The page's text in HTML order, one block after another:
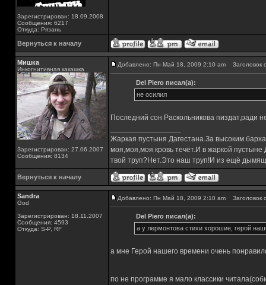
Зарегистрирован: 18.09.2008
Сообщения: 6217
Откуда: Рязань
Вернуться к началу
Мишка
Инкогнитивная какашка
Зарегистрирован: 27.06.2007
Сообщения: 8134
Добавлено: Пн Май 18, 2009 2:10 am Заголовок
Del Piero писал(а):
не осилил
Последний сон Раскольникова пиздат,ради
Жаркая пустыня Дагестана.За высоким
моя,моя,моя кровь течёт.И в жаркой
твой труп?Нет.Это наш труп!И из ещё
Вернуться к началу
Sandra
God
Зарегистрирован: 18.11.2007
Сообщения: 4593
Откуда: S-P, RF
Добавлено: Пн Май 18, 2009 2:10 am Заголовок
Del Piero писал(а):
а у лермонтова стихи хорошие, герой
а мне Герой нашего времени очень
по не программе я мало классики